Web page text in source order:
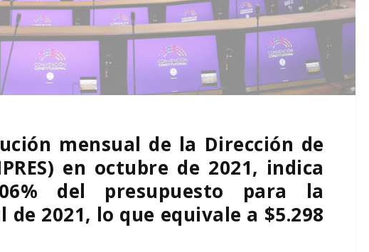
mensual de la Dirección de
en octubre de 2021, indica
del presupuesto para la
de 2021, lo que equivale a $5.298